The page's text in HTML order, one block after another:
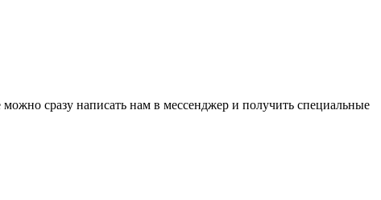
сразу написать нам в мессенджер и получить специальные